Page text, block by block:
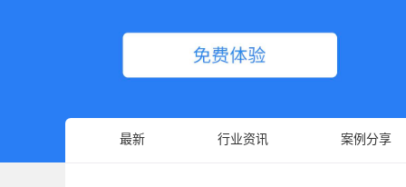
最新 行业资讯 案例分享